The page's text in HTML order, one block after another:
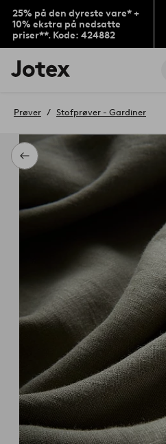
25% på den dyreste vare* +
10% ekstra på nedsatte
priser**. Kode: 424882
Jotex
logo
til
Tilbage
Prøver Stofprøver - Gardiner